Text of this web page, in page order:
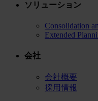
ソリューション
Consolidation
Extended
会社
会社概要
採用情報